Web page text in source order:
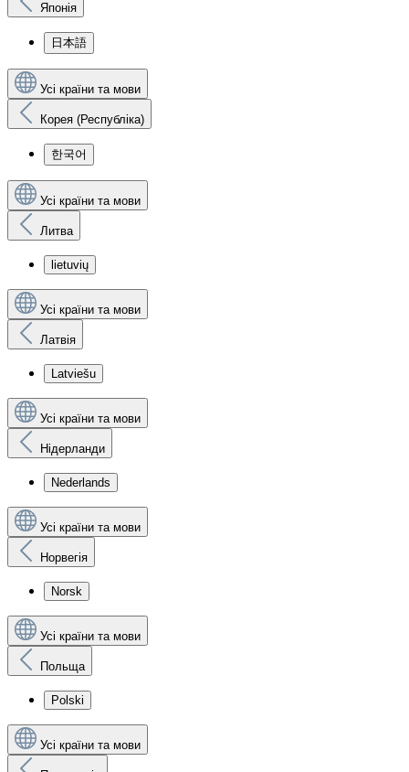
Японія
日本語
Усі країни та мови
Корея (Республіка)
한국어
Усі країни та мови
Литва
lietuvių
Усі країни та мови
Латвія
Latviešu
Усі країни та мови
Нідерланди
Nederlands
Усі країни та мови
Норвегія
Norsk
Усі країни та мови
Польща
Polski
Усі країни та мови